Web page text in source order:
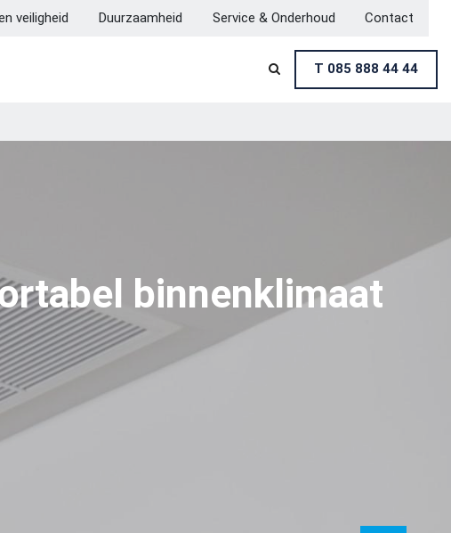
veiligheid Duurzaamheid Service & Onderhoud Contact
 T 085 888 44 44
binnenklimaat